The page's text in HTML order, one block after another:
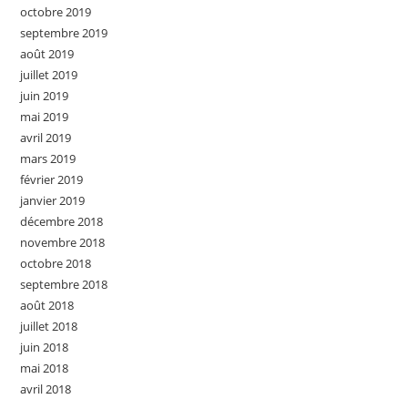
octobre 2019
septembre 2019
août 2019
juillet 2019
juin 2019
mai 2019
avril 2019
mars 2019
février 2019
janvier 2019
décembre 2018
novembre 2018
octobre 2018
septembre 2018
août 2018
juillet 2018
juin 2018
mai 2018
avril 2018